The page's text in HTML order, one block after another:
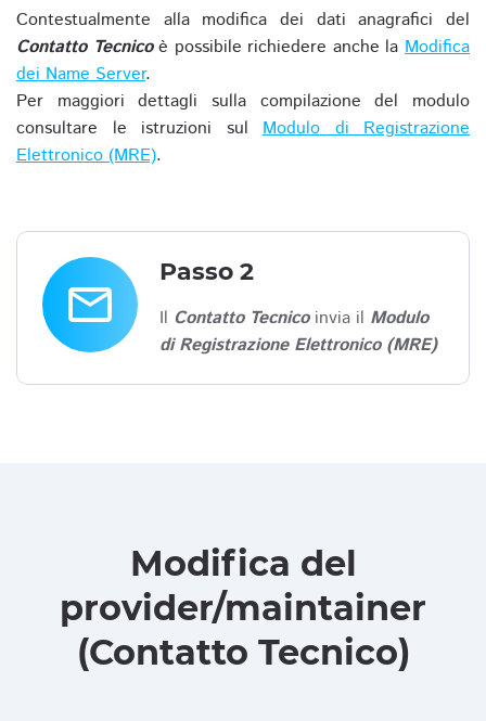
Contestualmente alla modifica dei dati anagrafici del
Contatto Tecnicoè possibile richiedere anche laModifica
dei Name Server.
Per maggiori dettagli sulla compilazione del modulo
consultare le istruzioni sul Modulo di Registrazione
Elettronico (MRE).
email
Passo 2
Il Contatto Tecnicoinvia il Modulo
di Registrazione Elettronico (MRE)
Modifica del
provider/maintainer
(Contatto Tecnico)